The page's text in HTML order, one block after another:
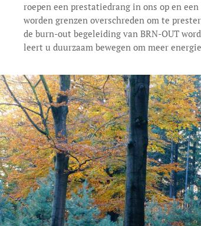
roepen een prestatiedrang in ons op en
worden grenzen overschreden om te
de burn-out begeleiding van BRN-OUT
leert u duurzaam bewegen om meer